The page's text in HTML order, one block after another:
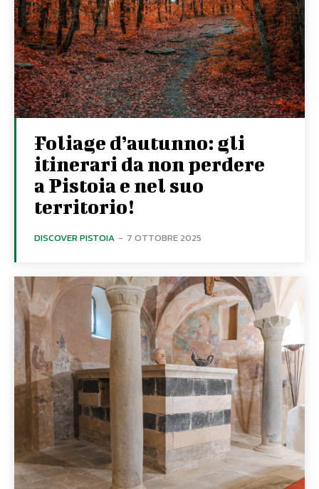
Foliage d’autunno: gli
itinerari da non perdere
a Pistoia e nel suo
territorio!
DISCOVER PISTOIA - 7 OTTOBRE 2025